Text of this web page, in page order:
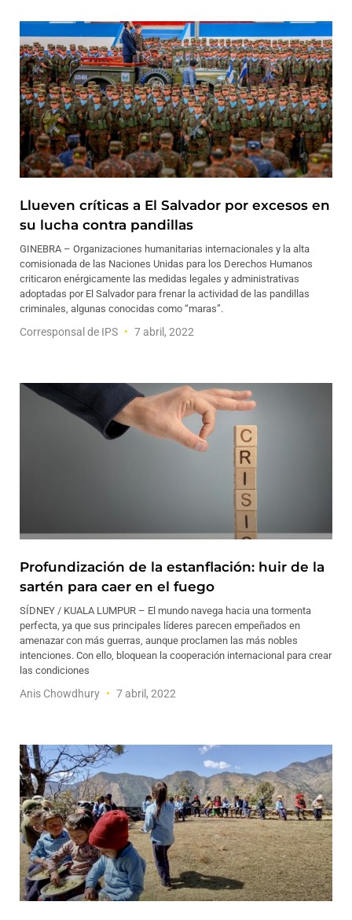
Llueven críticas a El Salvador por excesos en
su lucha contra pandillas
GINEBRA – Organizaciones humanitarias internacionales y la alta
comisionada de las Naciones Unidas para los Derechos Humanos
criticaron enérgicamente las medidas legales y administrativas
adoptadas por El Salvador para frenar la actividad de las pandillas
criminales, algunas conocidas como “maras”.
Corresponsal de IPS 7 abril, 2022
Profundización de la estanflación: huir de la
sartén para caer en el fuego
SÍDNEY / KUALA LUMPUR – El mundo navega hacia una tormenta
perfecta, ya que sus principales líderes parecen empeñados en
amenazar con más guerras, aunque proclamen las más nobles
intenciones. Con ello, bloquean la cooperación internacional para crear
las condiciones
Anis Chowdhury 7 abril, 2022